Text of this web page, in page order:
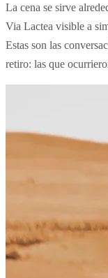
La cena se sirve
Via Lactea visible a
Estas son las
retiro: las que